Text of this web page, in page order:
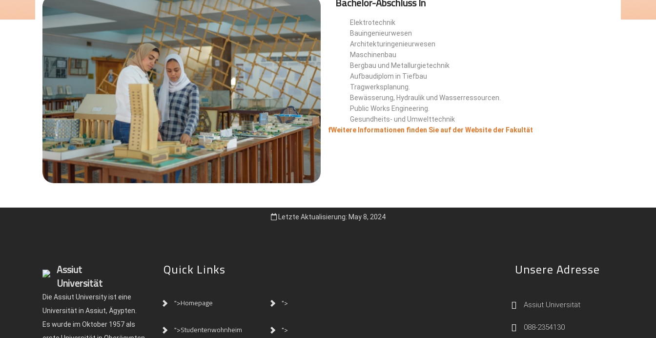
Elektrotechnik
Bauingenieurwesen
Architekturingenieurwesen
Maschinenbau
Bergbau und Metallurgietechnik
Aufbaudiplom in Tiefbau
Tragwerksplanung.
Bewässerung, Hydraulik und Wasserressourcen.
Public Works Engineering.
Gesundheits- und Umwelttechnik
fWeitere Informationen finden Sie auf der Website der Fakultät
Letzte Aktualisierung: May 8, 2024
Assiut
Universität
Die Assiut University ist eine
Universität in Assiut, Ägypten.
Es wurde im Oktober 1957 als
Quick Links
">Homepage ">
">Studentenwohnheim ">
Unsere Adresse
Assiut Universität
088-2354130